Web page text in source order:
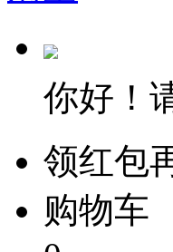
你好！
领红包
购物车